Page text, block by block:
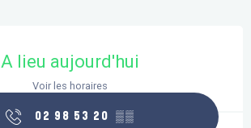
A lieu aujourd'hui
Voir les horaires
02 98 53 20 ▒▒